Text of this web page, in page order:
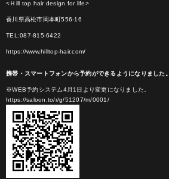
<Ｈill top hair design for life>
香川県高松市岡本町556-16
TEL:087-815-6422
https://www.hilltop-hair.com/
携帯・スマートフォンから予約ができるようになりました。
※WEB予約システム4月1日より変更になりました。
https://saloon.to/r/g/51207/m/0001/